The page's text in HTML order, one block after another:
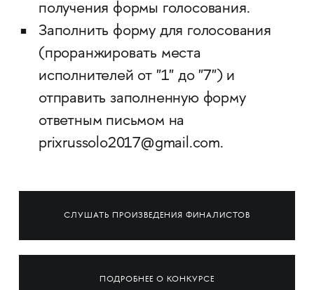
получения формы голосования.
Заполнить форму для голосования
(проранжировать места
исполнителей от "1" до "7") и
отправить заполненную форму
ответным письмом на
prixrussolo2017@gmail.com.
СЛУШАТЬ ПРОИЗВЕДЕНИЯ ФИНАЛИСТОВ
ПОДРОБНЕЕ О КОНКУРСЕ